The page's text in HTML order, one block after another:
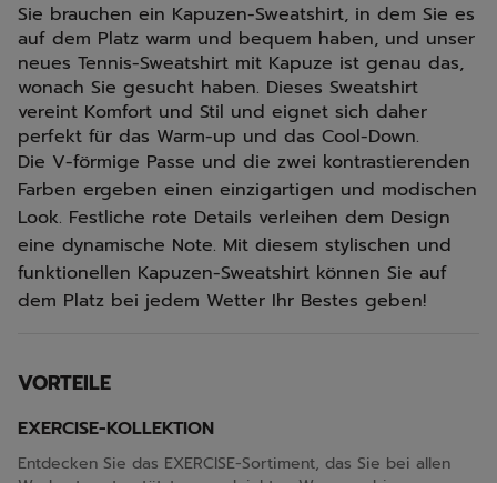
Sie brauchen ein Kapuzen-Sweatshirt, in dem Sie es
auf dem Platz warm und bequem haben, und unser
neues Tennis-Sweatshirt mit Kapuze ist genau das,
wonach Sie gesucht haben. Dieses Sweatshirt
vereint Komfort und Stil und eignet sich daher
perfekt für das Warm-up und das Cool-Down.
Die V-förmige Passe und die zwei kontrastierenden
Farben ergeben einen einzigartigen und modischen
Look. Festliche rote Details verleihen dem Design
eine dynamische Note. Mit diesem stylischen und
funktionellen Kapuzen-Sweatshirt können Sie auf
dem Platz bei jedem Wetter Ihr Bestes geben!
VORTEILE
EXERCISE-KOLLEKTION
Entdecken Sie das EXERCISE-Sortiment, das Sie bei allen